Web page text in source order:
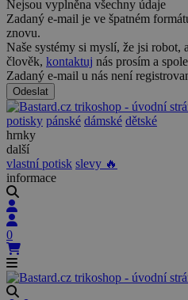
Nejsou vyplněna všechny údaje
Zadaný e-mail je ve špatném
znovu.
Naše systémy si myslí, že jsi robot,
člověk, kontaktuj nás prosím a
Zadaný e-mail u nás není
Odeslat
potisky pánské dámské dětské
hrnky
další
vlastní potisk slevy 🔥
informace
0